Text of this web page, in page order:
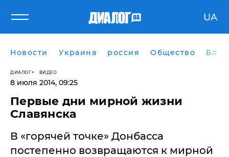
UA
Новости Украина россия Общество
ДИАЛОГ ВИДЕО
8 июля 2014, 09:25
​Первые дни мирной жизни
Славянска
В «горячей точке» Донбасса
постепенно возвращаются к мирной